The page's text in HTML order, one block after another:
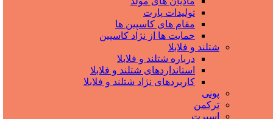
تولیدات پارت
مقام های کاسپین ها
حمایت ها از نژاد کاسپین
شتلند و فلابلا
درباره شتلند و فلابلا
استانداردهای شتلند و فلابلا
کاربردهای نژاد شتلند و فلابلا
پونی
ترکمن
اسپرت